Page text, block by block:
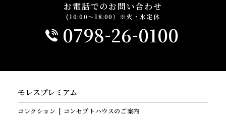
お電話でのお問い合わせ
(10:00～18:00）※火・水定休
0798-26-0100
モレスプレミアム
コレクション コンセプトハウスのご案内